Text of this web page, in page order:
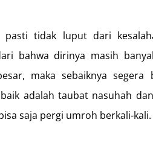
pasti tidak luput dari
bahwa dirinya masih
maka sebaiknya segera
adalah taubat nasuhah
saja pergi umroh berkali-kali.